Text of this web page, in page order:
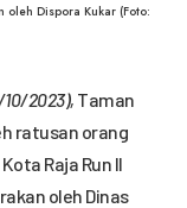
Dispora Kukar (Foto:
2023), Taman
ratusan orang
Raja Run II
oleh Dinas